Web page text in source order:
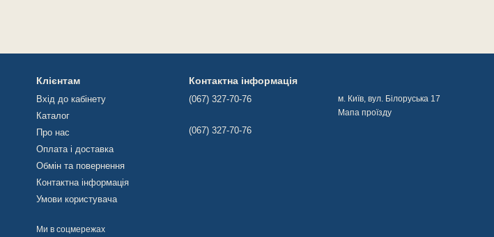
Клієнтам
Вхід до кабінету
Каталог
Про нас
Оплата і доставка
Обмін та повернення
Контактна інформація
Умови користувача
Ми в соцмережах
Контактна інформація
(067) 327-70-76
(067) 327-70-76
м. Київ, вул. Білоруська 17
Мапа проїзду